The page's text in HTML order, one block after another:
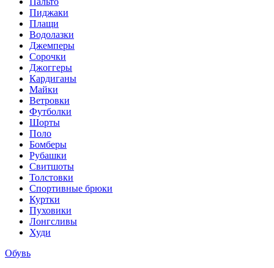
Пиджаки
Плащи
Водолазки
Джемперы
Сорочки
Джоггеры
Кардиганы
Майки
Ветровки
Футболки
Шорты
Поло
Бомберы
Рубашки
Свитшоты
Толстовки
Спортивные брюки
Куртки
Пуховики
Лонгсливы
Худи
Обувь